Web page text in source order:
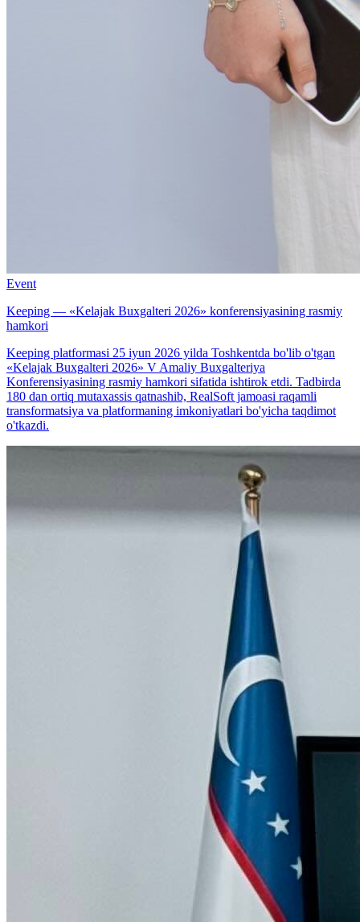
Event
Keeping — «Kelajak Buxgalteri 2026» konferensiyasining rasmiy
hamkori
Keeping platformasi 25 iyun 2026 yilda Toshkentda bo'lib o'tgan
«Kelajak Buxgalteri 2026» V Amaliy Buxgalteriya
Konferensiyasining rasmiy hamkori sifatida ishtirok etdi. Tadbirda
180 dan ortiq mutaxassis qatnashib, RealSoft jamoasi raqamli
transformatsiya va platformaning imkoniyatlari bo'yicha taqdimot
o'tkazdi.